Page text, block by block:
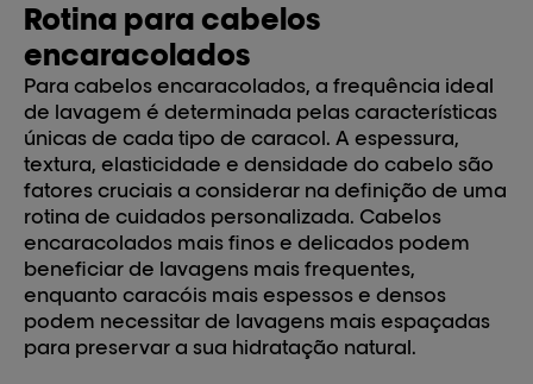
Rotina para cabelos
encaracolados
Para cabelos encaracolados, a frequência ideal
de lavagem é determinada pelas características
únicas de cada tipo de caracol. A espessura,
textura, elasticidade e densidade do cabelo são
fatores cruciais a considerar na definição de uma
rotina de cuidados personalizada. Cabelos
encaracolados mais finos e delicados podem
beneficiar de lavagens mais frequentes,
enquanto caracóis mais espessos e densos
podem necessitar de lavagens mais espaçadas
para preservar a sua hidratação natural.